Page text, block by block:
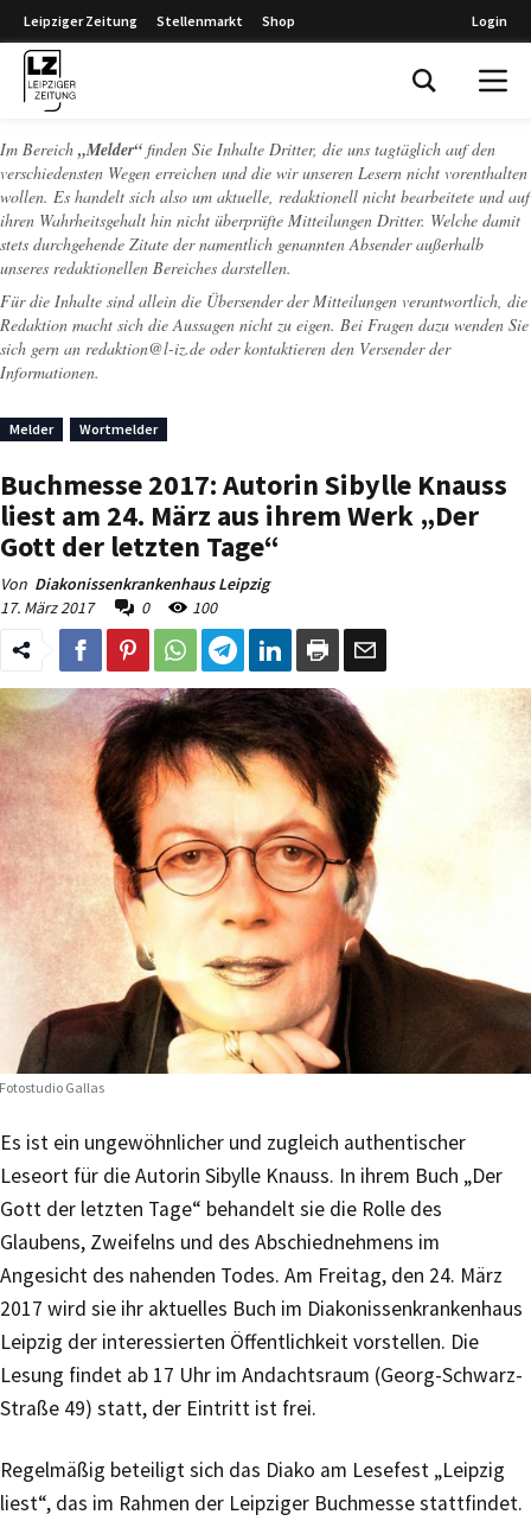
Leipziger Zeitung Stellenmarkt Shop Login
Im Bereich „Melder“ finden Sie Inhalte Dritter, die uns tagtäglich auf den
verschiedensten Wegen erreichen und die wir unseren Lesern nicht vorenthalten
wollen. Es handelt sich also um aktuelle, redaktionell nicht bearbeitete und auf
ihren Wahrheitsgehalt hin nicht überprüfte Mitteilungen Dritter. Welche damit
stets durchgehende Zitate der namentlich genannten Absender außerhalb
unseres redaktionellen Bereiches darstellen.
Für die Inhalte sind allein die Übersender der Mitteilungen verantwortlich, die
Redaktion macht sich die Aussagen nicht zu eigen. Bei Fragen dazu wenden Sie
sich gern an redaktion@l-iz.de oder kontaktieren den Versender der
Informationen.
Melder Wortmelder
Buchmesse 2017: Autorin Sibylle Knauss
liest am 24. März aus ihrem Werk „Der
Gott der letzten Tage“
Von Diakonissenkrankenhaus Leipzig
17. März 2017
0 100
Gallas
Es ist ein ungewöhnlicher und zugleich authentischer
Leseort für die Autorin Sibylle Knauss. In ihrem Buch „Der
Gott der letzten Tage“ behandelt sie die Rolle des
Glaubens, Zweifelns und des Abschiednehmens im
Angesicht des nahenden Todes. Am Freitag, den 24. März
2017 wird sie ihr aktuelles Buch im Diakonissenkrankenhaus
Leipzig der interessierten Öffentlichkeit vorstellen. Die
Lesung findet ab 17 Uhr im Andachtsraum (Georg-Schwarz-
Straße 49) statt, der Eintritt ist frei.
Regelmäßig beteiligt sich das Diako am Lesefest „Leipzig
liest“, das im Rahmen der Leipziger Buchmesse stattfindet.